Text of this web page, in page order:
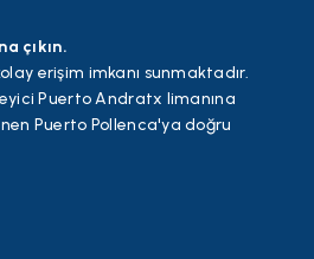
çıkın.
erişim imkanı sunmaktadır.
Puerto Andratx limanına
Puerto Pollenca'ya doğru
yapan Cala Rajada'nın gizli